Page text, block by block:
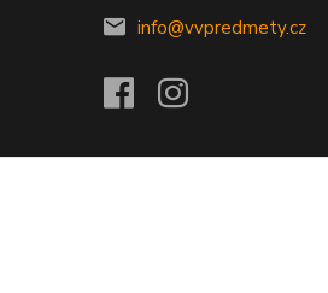
info@vvpredmety.cz